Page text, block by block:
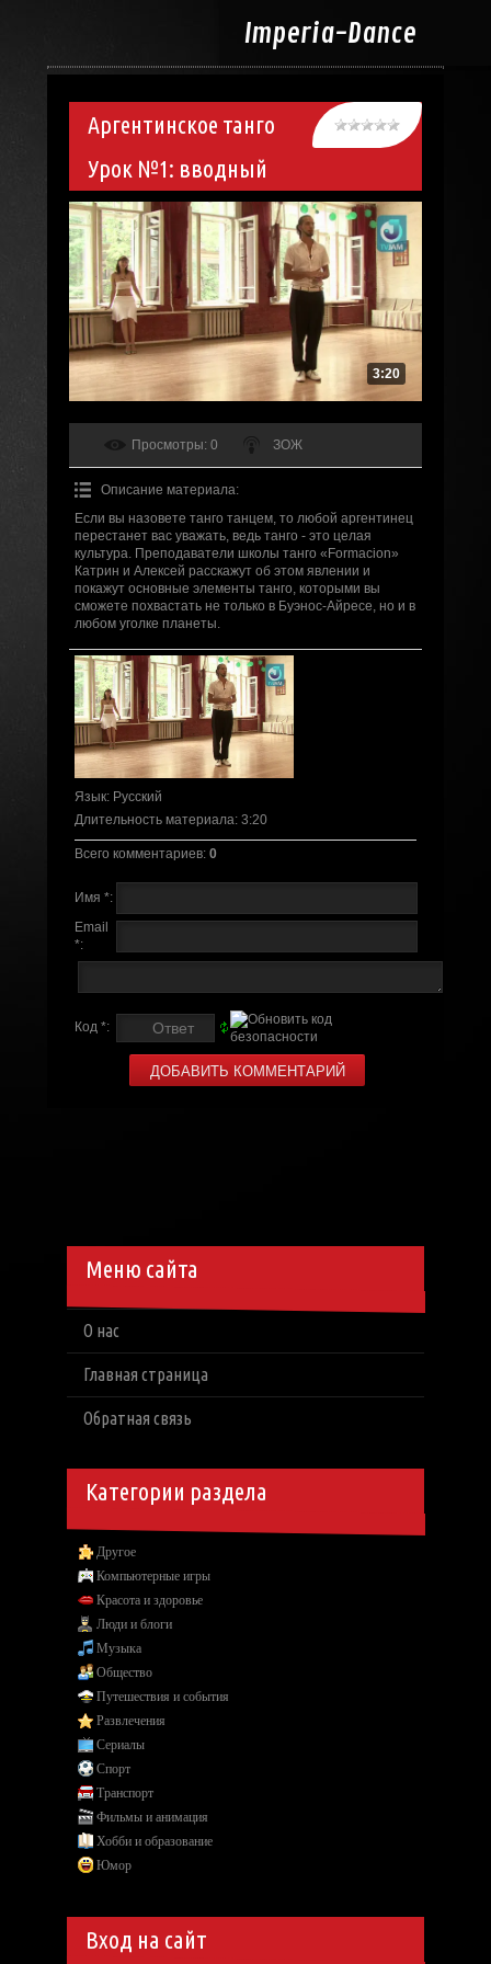
Imperia-Dance
Аргентинское танго
Урок №1: вводный
3:20
Просмотры: 0 ЗОЖ
Описание материала:
Если вы назовете танго танцем, то любой аргентинец
перестанет вас уважать, ведь танго - это целая
культура. Преподаватели школы танго «Formacion»
Катрин и Алексей расскажут об этом явлении и
покажут основные элементы танго, которыми вы
сможете похвастать не только в Буэнос-Айресе, но и в
любом уголке планеты.
Язык: Русский
Длительность материала: 3:20
Всего комментариев: 0
Имя *:
Email
*:
Код *:
Меню сайта
О нас
Главная страница
Обратная связь
Категории раздела
Другое
Компьютерные игры
Красота и здоровье
Люди и блоги
Музыка
Общество
Путешествия и события
Развлечения
Сериалы
Спорт
Транспорт
Фильмы и анимация
Хобби и образование
Юмор
Вход на сайт